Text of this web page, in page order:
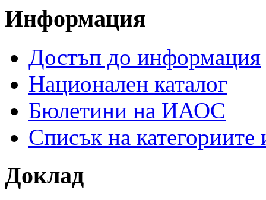
Информация
Достъп до информация
Национален каталог
Бюлетини на ИАОС
Списък на
Доклад